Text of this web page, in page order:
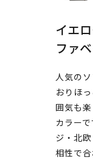
イエ
ファ
人気の
おりほ
囲気も
カラー
ジ・北
相性で